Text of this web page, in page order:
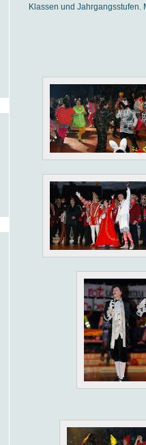
Klassen und Jahrgangsstufen.